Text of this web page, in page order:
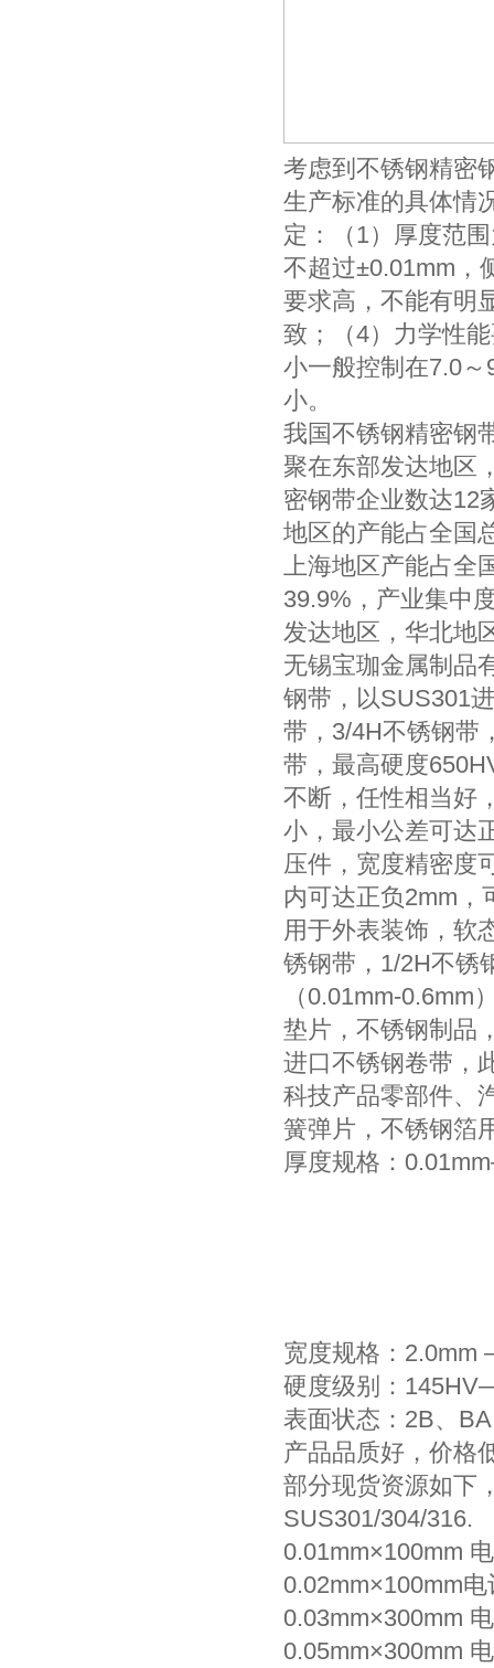
考虑到不锈钢精密
生产标准的具体情
定：（1）厚度范
不超过±0.01mm，
要求高，不能有明
致；（4）力学性
小一般控制在7.0
小。
我国不锈钢精密钢
聚在东部发达地区
密钢带企业数达12
地区的产能占全国
上海地区产能占全
39.9%，产业集中
发达地区，华北地
无锡宝珈金属制品
钢带，以SUS301
带，3/4H不锈钢带
带，最高硬度
不断，任性相当好
小，最小公差可达
压件，宽度精密度
内可达正负2mm，
用于外表装饰，软
锈钢带，1/2H不锈
（0.01mm-
垫片，不锈钢制品
进口不锈钢卷带，
科技产品零部件、
簧弹片，不锈钢箔
厚度规格：
宽度规格：2.0mm
硬度级别：
表面状态：2B、
产品品质好，价格
部分现货资源如下
SUS301/304/316.
0.01mm×100mm
0.02mm×100mm
0.03mm×300mm
0.05mm×300mm